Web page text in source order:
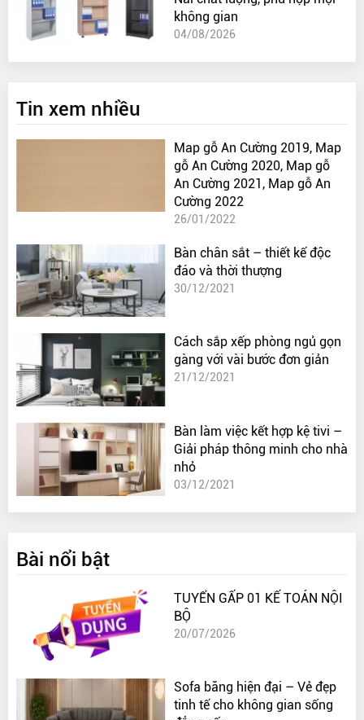
không gian
04/08/2026
Tin xem nhiều
Map gỗ An Cường 2019, Map
gỗ An Cường 2020, Map gỗ
An Cường 2021, Map gỗ An
Cường 2022
26/01/2022
Bàn chân sắt – thiết kế độc
đáo và thời thượng
30/12/2021
Cách sắp xếp phòng ngủ gọn
gàng với vài bước đơn giản
21/12/2021
Bàn làm việc kết hợp kệ tivi –
Giải pháp thông minh cho nhà
nhỏ
03/12/2021
Bài nổi bật
TUYỂN GẤP 01 KẾ TOÁN NỘI
BỘ
20/07/2026
Sofa băng hiện đại – Vẻ đẹp
tinh tế cho không gian sống